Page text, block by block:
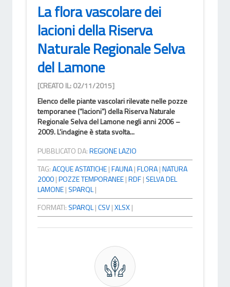
La flora vascolare dei
lacioni della Riserva
Naturale Regionale Selva
del Lamone
[CREATO IL: 02/11/2015]
Elenco delle piante vascolari rilevate nelle pozze
temporanee (“lacioni”) della Riserva Naturale
Regionale Selva del Lamone negli anni 2006 –
2009. L'indagine è stata svolta...
PUBBLICATO DA:REGIONE LAZIO
TAG:ACQUE ASTATICHE|FAUNA|FLORA|NATURA
2000|POZZE TEMPORANEE|RDF| SELVA DEL
LAMONE| SPARQL|
FORMATI: SPARQL|CSV|XLSX|